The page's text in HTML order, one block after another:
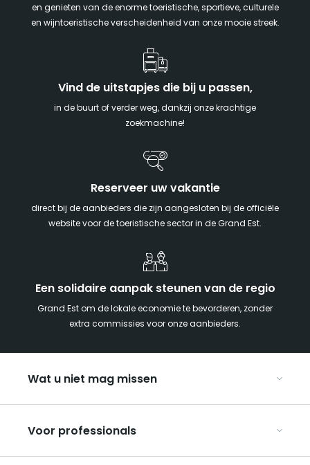
en genieten van de enorme toeristische, sportieve, culturele
en wijntoeristische verscheidenheid van onze mooie streek.
Vind de uitstapjes die bij u passen,
in de buurt of verder weg, dankzij onze krachtige
zoekmachine!
Reserveer uw vakantie
direct bij de aanbieders die zijn aangesloten bij de officiële
website voor de toeristische sector in de Grand Est.
Een solidaire aanpak steunen van de regio
Grand Est om de lokale economie te bevorderen, zonder
extra commissies voor onze aanbieders.
Wat u niet mag missen
Met z’n tweeën
Kerst in Oost-Frankrijk
Voor professionals